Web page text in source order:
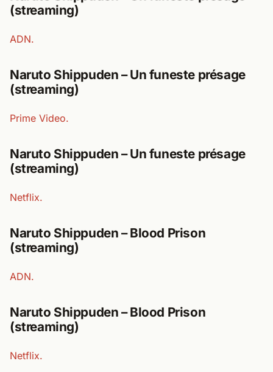
(streaming)
ADN.
Naruto Shippuden – Un funeste présage
(streaming)
Prime Video.
Naruto Shippuden – Un funeste présage
(streaming)
Netflix.
Naruto Shippuden – Blood Prison
(streaming)
ADN.
Naruto Shippuden – Blood Prison
(streaming)
Netflix.